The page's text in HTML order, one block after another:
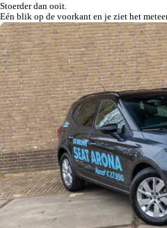
Stoerder dan ooit.
Eén blik op de voorkant en je ziet het